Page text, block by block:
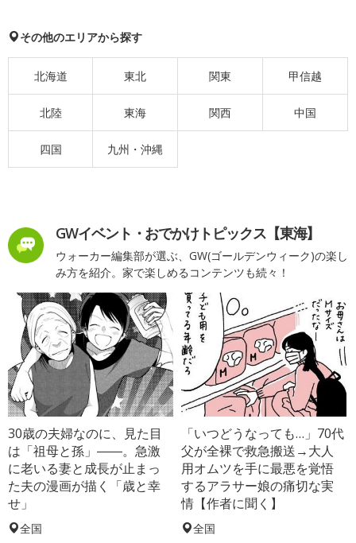
その他のエリアから探す
北海道 東北 関東 甲信越
北陸 東海 関西 中国
四国 九州・沖縄
GWイベント・おでかけトピックス【東海】
ウォーカー編集部が選ぶ、GW(ゴールデンウィーク)の楽し
み方を紹介。家で楽しめるコンテンツも続々！
30歳の夫婦なのに、見た目
は「祖母と孫」――。急激
に老いる妻と成長が止まっ
た夫の漫画が描く「歳と幸
せ」
全国
「いつどうなっても…」70代
父が全裸で救急搬送→大人
用オムツを手に最悪を覚悟
するアラサー娘の痛切な実
情【作者に聞く】
全国